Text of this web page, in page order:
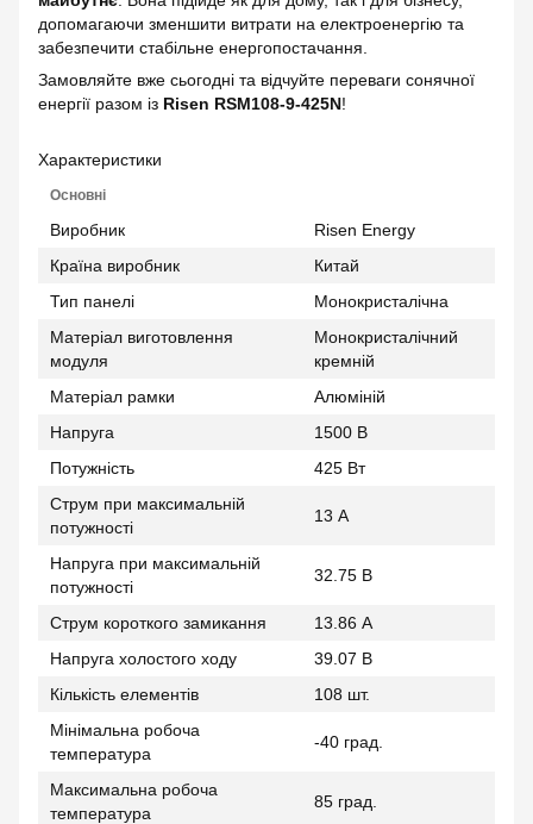
допомагаючи зменшити витрати на електроенергію та
забезпечити стабільне енергопостачання.
Замовляйте вже сьогодні та відчуйте переваги сонячної
енергії разом із Risen RSM108-9-425N!
Характеристики
Основні
Виробник
Risen Energy
Країна виробник
Китай
Тип панелі
Монокристалічна
Матеріал виготовлення
модуля
Монокристалічний
кремній
Матеріал рамки
Алюміній
Напруга
1500 В
Потужність
425 Вт
Струм при максимальній
потужності
13 А
Напруга при максимальній
потужності
32.75 В
Струм короткого замикання
13.86 А
Напруга холостого ходу
39.07 В
Кількість елементів
108 шт.
Мінімальна робоча
температура
-40 град.
Максимальна робоча
температура
85 град.